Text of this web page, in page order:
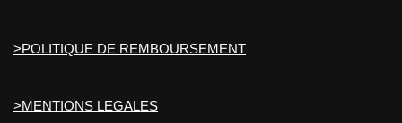
>POLITIQUE DE REMBOURSEMENT
>MENTIONS LEGALES